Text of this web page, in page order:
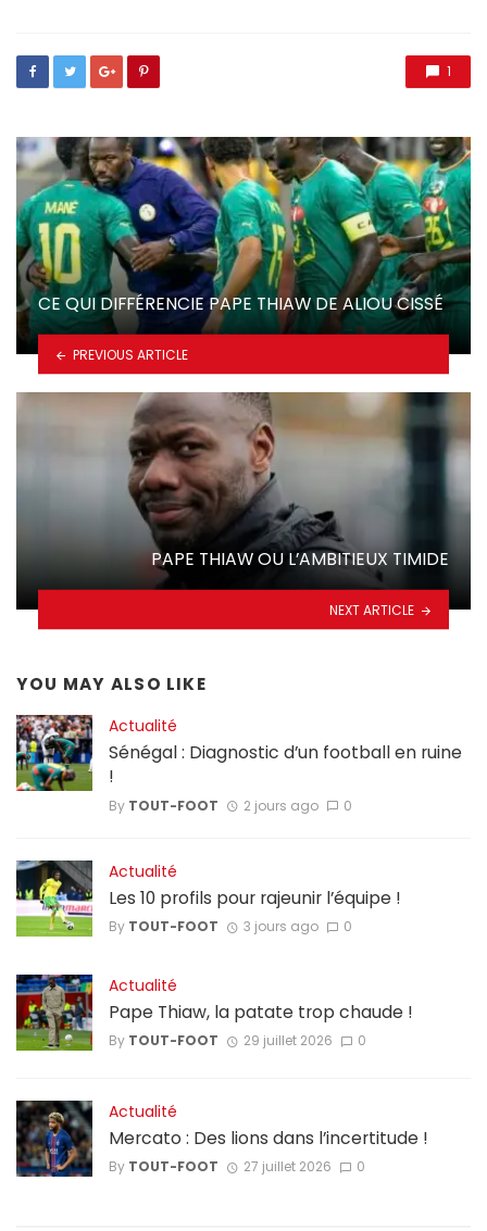
1
CE QUI DIFFÉRENCIE PAPE THIAW DE ALIOU CISSÉ
PREVIOUS ARTICLE
PAPE THIAW OU L’AMBITIEUX TIMIDE
NEXT ARTICLE
YOU MAY ALSO LIKE
Actualité
Sénégal : Diagnostic d’un football en ruine
!
By TOUT-FOOT 2 jours ago 0
Actualité
Les 10 profils pour rajeunir l’équipe !
By TOUT-FOOT 3 jours ago 0
Actualité
Pape Thiaw, la patate trop chaude !
By TOUT-FOOT 29 juillet 2026 0
Actualité
Mercato : Des lions dans l’incertitude !
By TOUT-FOOT 27 juillet 2026 0